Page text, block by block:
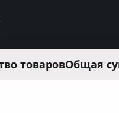
товаровОбщая